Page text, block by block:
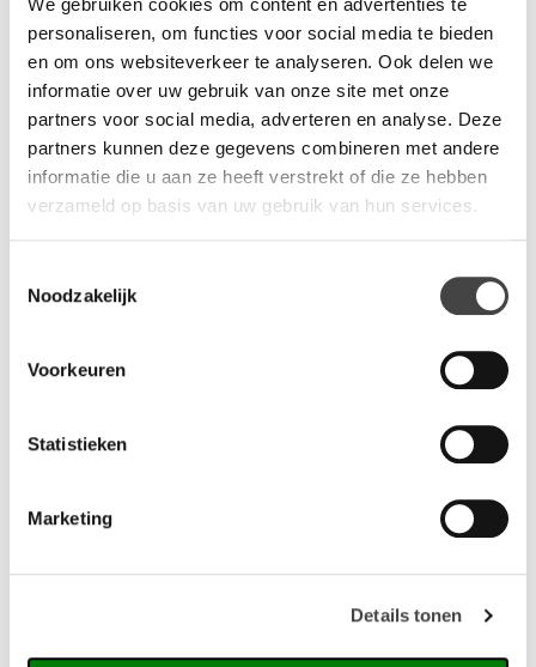
We gebruiken cookies om content en advertenties te
personaliseren, om functies voor social media te bieden
en om ons websiteverkeer te analyseren. Ook delen we
informatie over uw gebruik van onze site met onze
partners voor social media, adverteren en analyse. Deze
partners kunnen deze gegevens combineren met andere
informatie die u aan ze heeft verstrekt of die ze hebben
verzameld op basis van uw gebruik van hun services.
Noodzakelijk
Voorkeuren
Statistieken
Marketing
Details tonen
MAKKELIJKER ADEMEN, LANGER
BLIJVEN - EFFICIËNTE VENTILATIE IN DE
HUSHFREE S OFFICE BOOTH
Uiterst efficiënte ventilatie in akoestische cabines uit de
HushFree-lijn verbetert het comfort van werknemers en
verhoogt de productiviteit. Snelle luchtverversing
beïnvloedt het welzijn van de mensen die erin werken. De
ventilatie wordt geregeld met één druk op de knop - u kunt de
ventilatiesysteem wordt geactiveerd door een
MOBIELE AKOESTISCHE CABINE
worden verplaatst zonder dat ze gedemonteerd hoeven te
worden. U kunt zelfstandig flexibele kantoorruimtes creëren